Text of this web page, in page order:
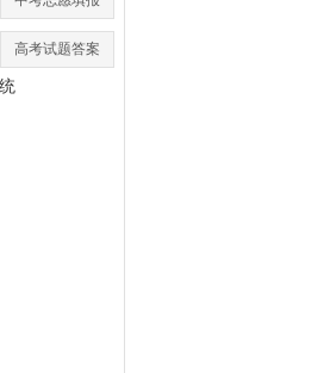
高考试题答案